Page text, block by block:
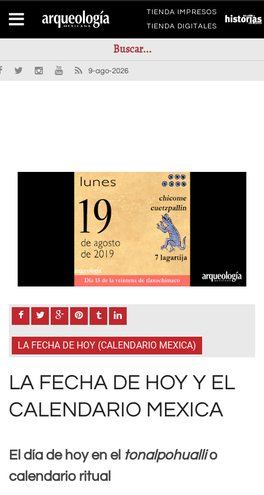
TIENDA IMPRESOS
TIENDA DIGITALES
9-ago-2026
LA FECHA DE HOY (CALENDARIO MEXICA)
LA FECHA DE HOY Y EL
CALENDARIO MEXICA
El día de hoy en el tonalpohuallio
calendario ritual